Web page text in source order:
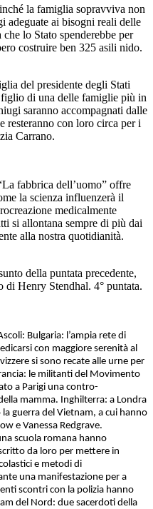
la famiglia sopravviva non
adeguate ai bisogni reali delle
lo Stato spenderebbe per
costruire ben 325 asili nido.
del presidente degli Stati
di una delle famiglie più in
saranno accompagnati dalle
resteranno con loro circa per i
Carrano.
fabbrica dell’uomo” offre
la scienza influenzerà il
medicalmente
si allontana sempre di più dai
alla nostra quotidianità.
della puntata precedente,
di Henry Stendhal. 4° puntata.
Bulgaria: l’ampia rete di
con maggiore serenità al
si sono recate alle urne per
le militanti del Movimento
a Parigi una contro-
mamma. Inghilterra: a Londra
guerra del Vietnam, a cui hanno
e Vanessa Redgrave.
scuola romana hanno
da loro per mettere in
e metodi di
una manifestazione per a
scontri con la polizia hanno
del Nord: due sacerdoti della